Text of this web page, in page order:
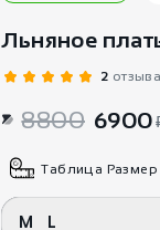
Льняное
2 отзыва
8800 6900
Таблица Размер
M L